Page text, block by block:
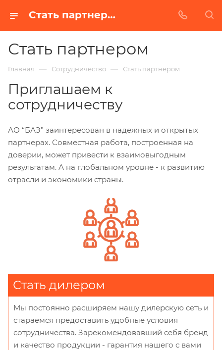
Стать партнером
Стать партнером
Главная — Сотрудничество — Стать партнером
Приглашаем к
сотрудничеству
АО “БАЗ” заинтересован в надежных и открытых
партнерах. Совместная работа, построенная на
доверии, может привести к взаимовыгодным
результатам. А на глобальном уровне - к развитию
отрасли и экономики страны.
Стать дилером
Мы постоянно расширяем нашу дилерскую сеть и
стараемся предоставить удобные условия
сотрудничества. Зарекомендовавший себя бренд
и качество продукции - гарантия нашего с вами